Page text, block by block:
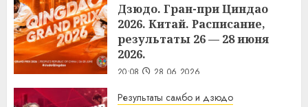
Дзюдо. Гран-при Циндао
2026. Китай. Расписание,
результаты 26 — 28 июня
2026.
20:08 28.06.2026
Результаты самбо и дзюдо